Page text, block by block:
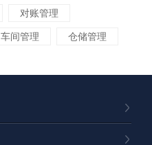
对账管理
车间管理 仓储管理